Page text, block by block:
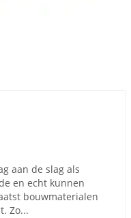
aan de slag als
en echt kunnen
bouwmaterialen
Zo...